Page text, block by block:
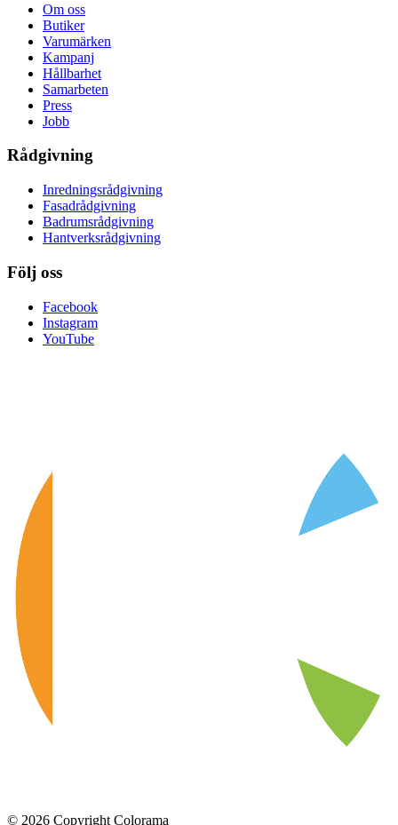
Om oss
Butiker
Varumärken
Kampanj
Hållbarhet
Samarbeten
Press
Jobb
Rådgivning
Inredningsrådgivning
Fasadrådgivning
Badrumsrådgivning
Hantverksrådgivning
Följ oss
Facebook
Instagram
YouTube
© 2026 Copyright Colorama